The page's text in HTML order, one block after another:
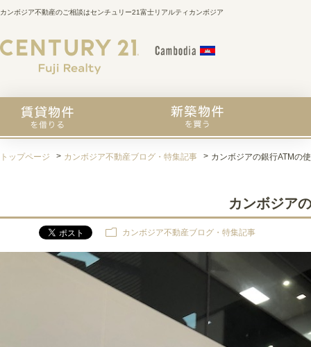
カンボジア不動産のご相談はセンチュリー21富士リアルティカンボジア
トップページ カンボジア不動産ブログ・特集記事 カンボジアの銀行ATMの
カンボジア
カンボジア不動産ブログ・特集記事